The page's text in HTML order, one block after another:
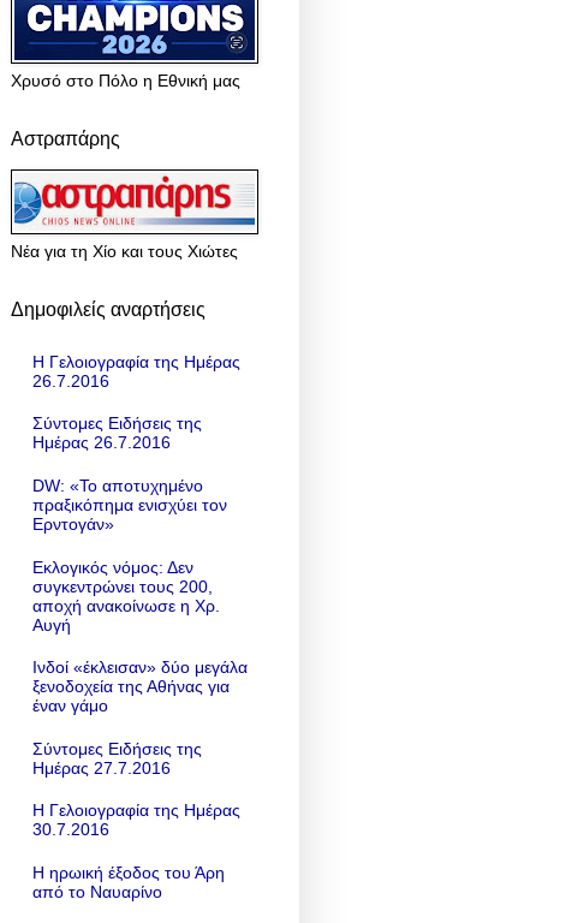
Χρυσό στο Πόλο η Εθνική μας
Αστραπάρης
Νέα για τη Χίο και τους Χιώτες
Δημοφιλείς αναρτήσεις
Η Γελοιογραφία της Ημέρας
26.7.2016
Σύντομες Ειδήσεις της
Ημέρας 26.7.2016
DW: «To αποτυχημένο
πραξικόπημα ενισχύει τον
Ερντογάν»
Εκλογικός νόμος: Δεν
συγκεντρώνει τους 200,
αποχή ανακοίνωσε η Χρ.
Αυγή
Ινδοί «έκλεισαν» δύο μεγάλα
ξενοδοχεία της Αθήνας για
έναν γάμο
Σύντομες Ειδήσεις της
Ημέρας 27.7.2016
Η Γελοιογραφία της Ημέρας
30.7.2016
Η ηρωική έξοδος του Άρη
από το Ναυαρίνο